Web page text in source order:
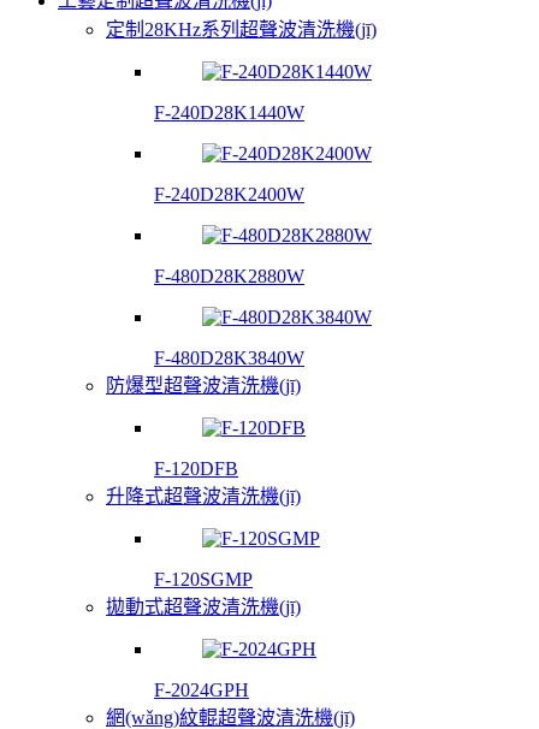
定制28KHz系列超聲波清洗機(jī)
F-240D28K1440W
F-240D28K2400W
F-480D28K2880W
F-480D28K3840W
防爆型超聲波清洗機(jī)
F-120DFB
升降式超聲波清洗機(jī)
F-120SGMP
拋動式超聲波清洗機(jī)
F-2024GPH
網(wǎng)紋輥超聲波清洗機(jī)